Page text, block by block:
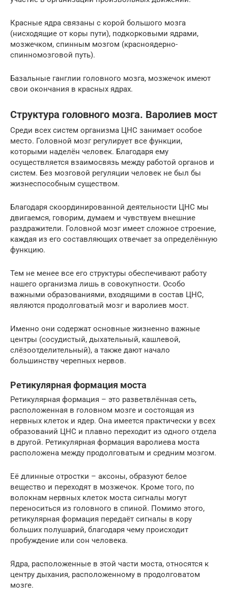
Красные ядра связаны с корой большого мозга
(нисходящие от коры пути), подкорковыми ядрами,
мозжечком, спинным мозгом (красноядерно-
спинномозговой путь).
Базальные ганглии головного мозга, мозжечок имеют
свои окончания в красных ядрах.
Структура головного мозга. Варолиев мост
Среди всех систем организма ЦНС занимает особое
место. Головной мозг регулирует все функции,
которыми наделён человек. Благодаря ему
осуществляется взаимосвязь между работой органов и
систем. Без мозговой регуляции человек не был бы
жизнеспособным существом.
Благодаря скоординированной деятельности ЦНС мы
двигаемся, говорим, думаем и чувствуем внешние
раздражители. Головной мозг имеет сложное строение,
каждая из его составляющих отвечает за определённую
функцию.
Тем не менее все его структуры обеспечивают работу
нашего организма лишь в совокупности. Особо
важными образованиями, входящими в состав ЦНС,
являются продолговатый мозг и варолиев мост.
Именно они содержат основные жизненно важные
центры (сосудистый, дыхательный, кашлевой,
слёзоотделительный), а также дают начало
большинству черепных нервов.
Ретикулярная формация моста
Ретикулярная формация – это разветвлённая сеть,
расположенная в головном мозге и состоящая из
нервных клеток и ядер. Она имеется практически у всех
образований ЦНС и плавно переходит из одного отдела
в другой. Ретикулярная формация варолиева моста
расположена между продолговатым и средним мозгом.
Её длинные отростки – аксоны, образуют белое
вещество и переходят в мозжечок. Кроме того, по
волокнам нервных клеток моста сигналы могут
переноситься из головного в спиной. Помимо этого,
ретикулярная формация передаёт сигналы в кору
больших полушарий, благодаря чему происходит
пробуждение или сон человека.
Ядра, расположенные в этой части моста, относятся к
центру дыхания, расположенному в продолговатом
мозге.